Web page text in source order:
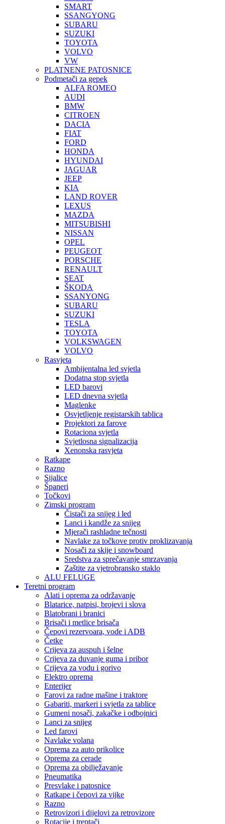
SMART
SSANGYONG
SUBARU
SUZUKI
TOYOTA
VOLVO
VW
PLATNENE PATOSNICE
Podmetači za gepek
ALFA ROMEO
AUDI
BMW
CITROEN
DACIA
FIAT
FORD
HONDA
HYUNDAI
JAGUAR
JEEP
KIA
LAND ROVER
LEXUS
MAZDA
MITSUBISHI
NISSAN
OPEL
PEUGEOT
PORSCHE
RENAULT
SEAT
ŠKODA
SSANYONG
SUBARU
SUZUKI
TESLA
TOYOTA
VOLKSWAGEN
VOLVO
Rasvjeta
Ambijentalna led svjetla
Dodatna stop svjetla
LED barovi
LED dnevna svjetla
Maglenke
Osvjetljenje registarskih tablica
Projektori za farove
Rotaciona svjetla
Svjetlosna signalizacija
Xenonska rasvjeta
Ratkape
Razno
Sijalice
Španeri
Točkovi
Zimski program
Čistači za snijeg i led
Lanci i kandže za snijeg
Mjerači rashladne tečnosti
Navlake za točkove protiv proklizavanja
Nosači za skije i snowboard
Sredstva za sprečavanje smrzavanja
Zaštite za vjetrobransko staklo
ALU FELUGE
Teretni program
Alati i oprema za održavanje
Blatarice, natpisi, brojevi i slova
Blatobrani i branici
Brisači i metlice brisača
Čepovi rezervoara, vode i ADB
Četke
Crijeva za auspuh i šelne
Crijeva za duvanje guma i pribor
Crijeva za vodu i gorivo
Elektro oprema
Enterijer
Farovi za radne mašine i traktore
Gabariti, markeri i svjetla za tablice
Gumeni nosači, zakačke i odbojnici
Lanci za snijeg
Led farovi
Navlake volana
Oprema za auto prikolice
Oprema za cerade
Oprema za obilježavanje
Pneumatika
Presvlake i patosnice
Ratkape i čepovi za vijke
Razno
Retrovizori i dijelovi za retrovizore
Rotacije i treptači